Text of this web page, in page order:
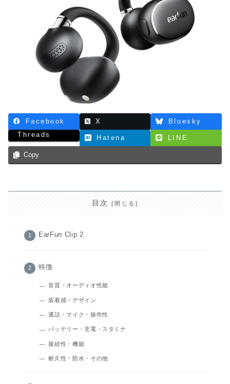
Facebook X
Bluesky
Threads
Hatena LINE
Copy
目次
EarFun Clip 2
特徴
音質・オーディオ性能
装着感・デザイン
通話・マイク・操作性
バッテリー・充電・スタミナ
接続性・機能
耐久性・防水・その他